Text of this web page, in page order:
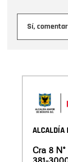
Sí,
ALCALDÍA
Cra 8